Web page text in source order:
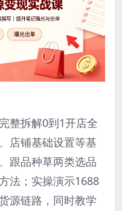
整拆解0到1开店全
店铺基础设置等基
跟品种草两类选品
法；实操演示1688
源链路，同时教学